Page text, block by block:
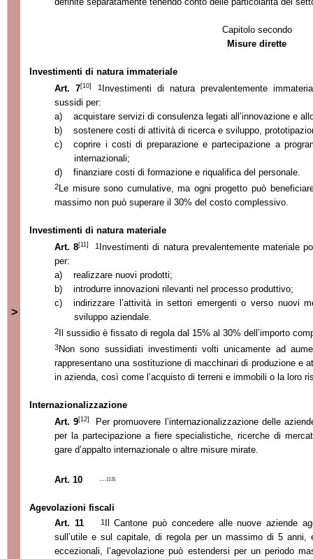
>
Capitolo secondo
Misure dirette
Investimenti di natura immateriale
Art. 7[10] 1 Investimenti di natura prevalentemente
sussidi per:
a)
acquistare servizi di consulenza legati all’innovazione e
b)
sostenere costi di attività di ricerca e sviluppo,
c)
coprire i costi di preparazione e partecipazione a
internazionali;
d)
finanziare costi di formazione e riqualifica del personale.
2 Le misure sono cumulative, ma ogni progetto può
massimo non può superare il 30% del costo complessivo.
Investimenti di natura materiale
Art. 8[11] 1 Investimenti di natura prevalentemente materiale
per:
a)
realizzare nuovi prodotti;
b)
introdurre innovazioni rilevanti nel processo produttivo;
c)
indirizzare l’attività in settori emergenti o verso nuovi
sviluppo aziendale.
2 Il sussidio è fissato di regola dal 15% al 30% dell’importo
3Non sono sussidiati investimenti volti unicamente ad
rappresentano una sostituzione di macchinari di produzione e
in azienda, così come l’acquisto di terreni e immobili o la loro
Internazionalizzazione
Art. 9[12]
Per promuovere l’internazionalizzazione delle
per la partecipazione a fiere specialistiche, ricerche di
gare d’appalto internazionale o altre misure mirate.
Art. 10 [13]
Agevolazioni fiscali
Art. 11
1Il Cantone può concedere alle nuove aziende
sull’utile e sul capitale, di regola per un massimo di 5 anni,
eccezionali, l’agevolazione può estendersi per un periodo